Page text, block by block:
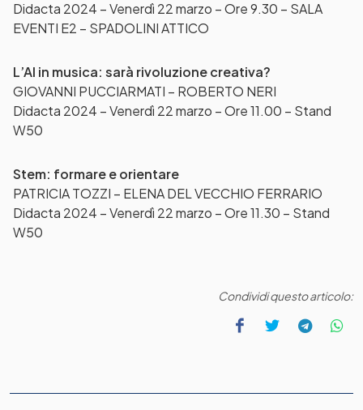
Didacta 2024 – Venerdì 22 marzo – Ore 9.30 – SALA
EVENTI E2 – SPADOLINI ATTICO
L’AI in musica: sarà rivoluzione creativa?
GIOVANNI PUCCIARMATI – ROBERTO NERI
Didacta 2024 – Venerdì 22 marzo – Ore 11.00 – Stand
W50
Stem: formare e orientare
PATRICIA TOZZI – ELENA DEL VECCHIO FERRARIO
Didacta 2024 – Venerdì 22 marzo – Ore 11.30 – Stand
W50
Condividi questo articolo: